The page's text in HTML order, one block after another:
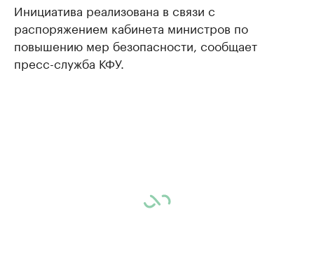
Инициатива реализована в связи с
распоряжением кабинета министров по
повышению мер безопасности, сообщает
пресс-служба КФУ.